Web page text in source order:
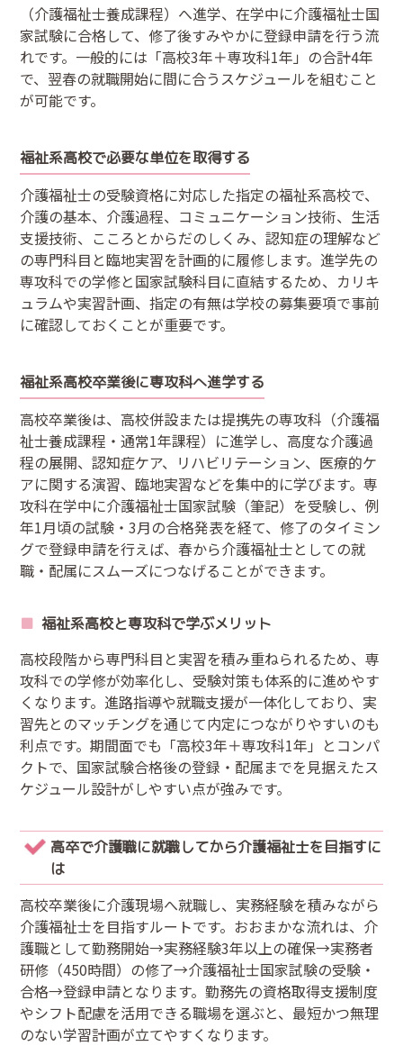
（介護福祉士養成課程）へ進学、在学中に介護福祉士国
家試験に合格して、修了後すみやかに登録申請を行う流
れです。一般的には「高校3年＋専攻科1年」の合計4年
で、翌春の就職開始に間に合うスケジュールを組むこと
が可能です。
福祉系高校で必要な単位を取得する
介護福祉士の受験資格に対応した指定の福祉系高校で、
介護の基本、介護過程、コミュニケーション技術、生活
支援技術、こころとからだのしくみ、認知症の理解など
の専門科目と臨地実習を計画的に履修します。進学先の
専攻科での学修と国家試験科目に直結するため、カリキ
ュラムや実習計画、指定の有無は学校の募集要項で事前
に確認しておくことが重要です。
福祉系高校卒業後に専攻科へ進学する
高校卒業後は、高校併設または提携先の専攻科（介護福
祉士養成課程・通常1年課程）に進学し、高度な介護過
程の展開、認知症ケア、リハビリテーション、医療的ケ
アに関する演習、臨地実習などを集中的に学びます。専
攻科在学中に介護福祉士国家試験（筆記）を受験し、例
年1月頃の試験・3月の合格発表を経て、修了のタイミン
グで登録申請を行えば、春から介護福祉士としての就
職・配属にスムーズにつなげることができます。
福祉系高校と専攻科で学ぶメリット
高校段階から専門科目と実習を積み重ねられるため、専
攻科での学修が効率化し、受験対策も体系的に進めやす
くなります。進路指導や就職支援が一体化しており、実
習先とのマッチングを通じて内定につながりやすいのも
利点です。期間面でも「高校3年＋専攻科1年」とコンパ
クトで、国家試験合格後の登録・配属までを見据えたス
ケジュール設計がしやすい点が強みです。
高卒で介護職に就職してから介護福祉士を目指すに
は
高校卒業後に介護現場へ就職し、実務経験を積みながら
介護福祉士を目指すルートです。おおまかな流れは、介
護職として勤務開始→実務経験3年以上の確保→実務者
研修（450時間）の修了→介護福祉士国家試験の受験・
合格→登録申請となります。勤務先の資格取得支援制度
やシフト配慮を活用できる職場を選ぶと、最短かつ無理
のない学習計画が立てやすくなります。